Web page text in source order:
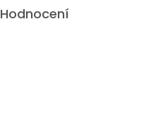
Hodnocení